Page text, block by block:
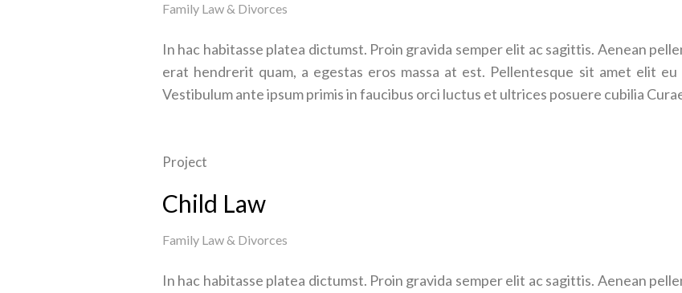
Family Law & Divorces
In hac habitasse platea dictumst. Proin gravida semper elit ac sagittis. Aenean
erat hendrerit quam, a egestas eros massa at est. Pellentesque sit amet elit
Vestibulum ante ipsum primis in faucibus orci luctus et ultrices posuere cubilia
Project
Child Law
Family Law & Divorces
In hac habitasse platea dictumst. Proin gravida semper elit ac sagittis. Aenean